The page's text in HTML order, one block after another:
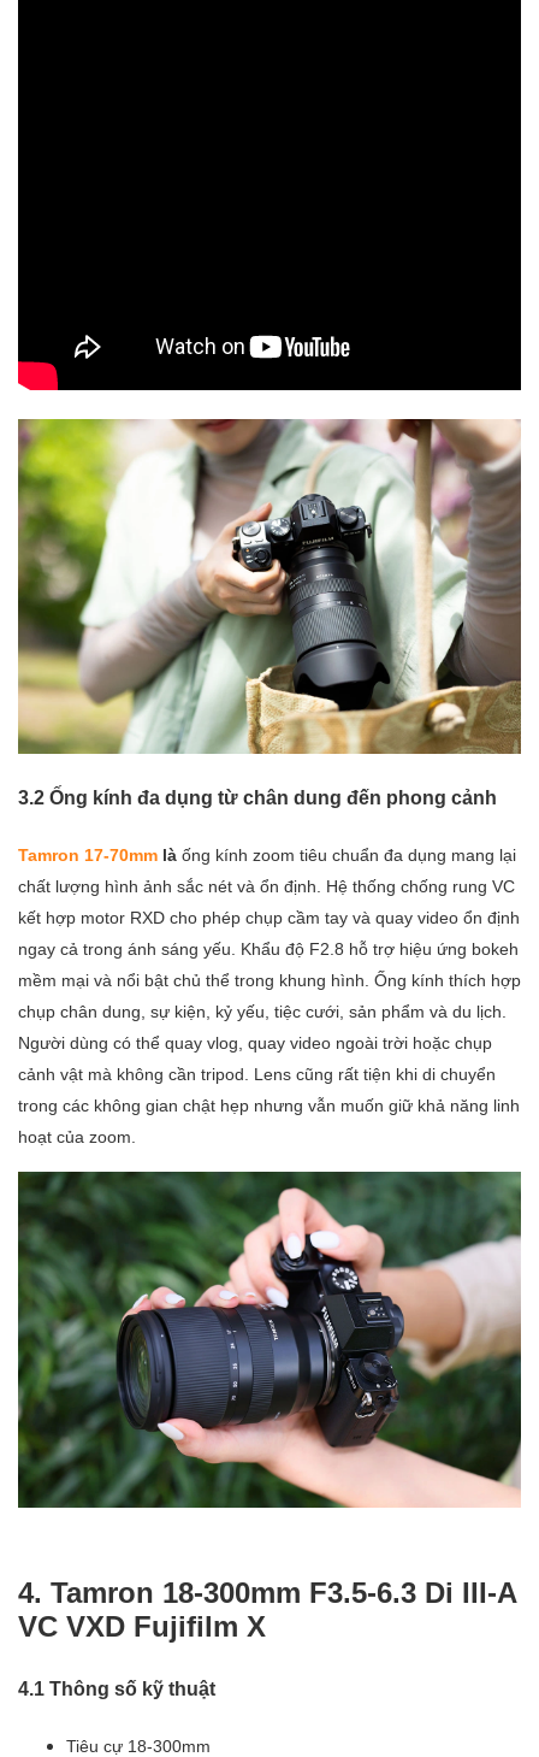
3.2 Ống kính đa dụng từ chân dung đến phong cảnh
Tamron 17-70mm là ống kính zoom tiêu chuẩn đa dụng mang lại
chất lượng hình ảnh sắc nét và ổn định. Hệ thống chống rung VC
kết hợp motor RXD cho phép chụp cầm tay và quay video ổn định
ngay cả trong ánh sáng yếu. Khẩu độ F2.8 hỗ trợ hiệu ứng bokeh
mềm mại và nổi bật chủ thể trong khung hình. Ống kính thích hợp
chụp chân dung, sự kiện, kỷ yếu, tiệc cưới, sản phẩm và du lịch.
Người dùng có thể quay vlog, quay video ngoài trời hoặc chụp
cảnh vật mà không cần tripod. Lens cũng rất tiện khi di chuyển
trong các không gian chật hẹp nhưng vẫn muốn giữ khả năng linh
hoạt của zoom.
4. Tamron 18-300mm F3.5-6.3 Di III-A
VC VXD Fujifilm X
4.1 Thông số kỹ thuật
Tiêu cự 18-300mm